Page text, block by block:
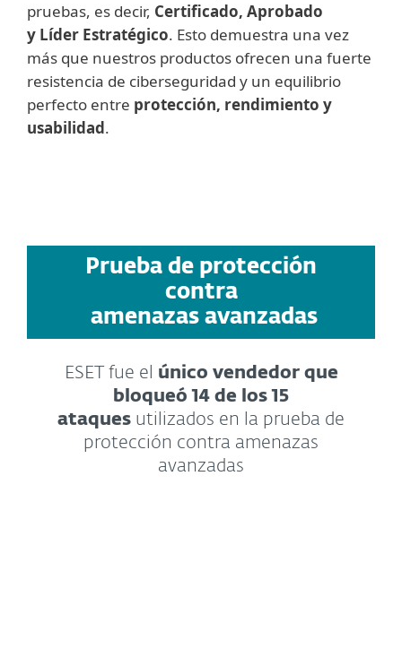
pruebas, es decir, Certificado, Aprobado
y Líder Estratégico. Esto demuestra una vez
más que nuestros productos ofrecen una fuerte
resistencia de ciberseguridad y un equilibrio
perfecto entre protección, rendimiento y
usabilidad.
Prueba de protección
contra
amenazas avanzadas
ESET fue el único vendedor que
bloqueó 14 de los 15
ataques utilizados en la prueba de
protección contra amenazas
avanzadas